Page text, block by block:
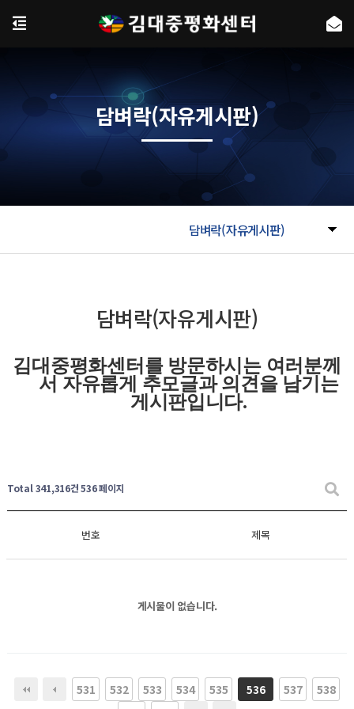
담벼락(자유게시판)
담벼락(자유게시판)
담벼락(자유게시판)
김대중평화센터를 방문하시는 여러분께
서 자유롭게 추모글과의견을 남기는
게시판입니다.
Total 341,316건536 페이지
번호 제목
게시물이 없습니다.
531 532 533 534 535 536 537
538